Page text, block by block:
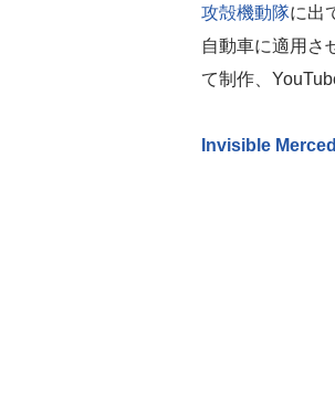
攻殻機動隊に出
自動車に適用さ
て制作、
Invisible